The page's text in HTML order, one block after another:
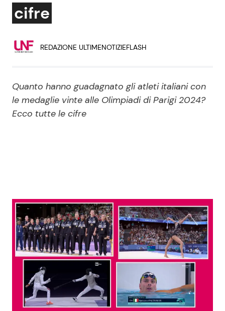
Dal Mondo
Politica Reality e Talent
News Musica
News Spettacolo
Benessere
Casa
Cucina e Ricette
Consigli di Cucina
cifre
REDAZIONE ULTIMENOTIZIEFLASH
Quanto hanno guadagnato gli atleti italiani con
le medaglie vinte alle Olimpiadi di Parigi 2024?
Ecco tutte le cifre